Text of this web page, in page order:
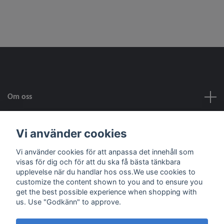
Om oss
Fotmeny
Sociala medier
Vi använder cookies
Vi använder cookies för att anpassa det innehåll som
visas för dig och för att du ska få bästa tänkbara
upplevelse när du handlar hos oss.We use cookies to
customize the content shown to you and to ensure you
get the best possible experience when shopping with
us. Use "Godkänn" to approve.